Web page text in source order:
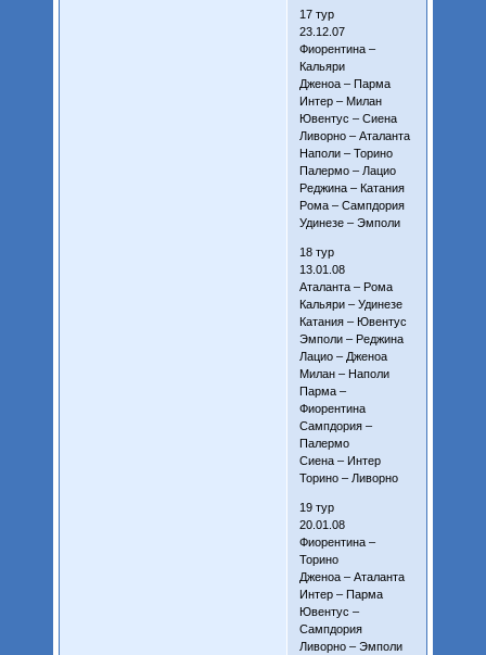
17 тур
23.12.07
Фиорентина –
Кальяри
Дженоа – Парма
Интер – Милан
Ювентус – Сиена
Ливорно – Аталанта
Наполи – Торино
Палермо – Лацио
Реджина – Катания
Рома – Сампдория
Удинезе – Эмполи
18 тур
13.01.08
Аталанта – Рома
Кальяри – Удинезе
Катания – Ювентус
Эмполи – Реджина
Лацио – Дженоа
Милан – Наполи
Парма –
Фиорентина
Сампдория –
Палермо
Сиена – Интер
Торино – Ливорно
19 тур
20.01.08
Фиорентина –
Торино
Дженоа – Аталанта
Интер – Парма
Ювентус –
Сампдория
Ливорно – Эмполи